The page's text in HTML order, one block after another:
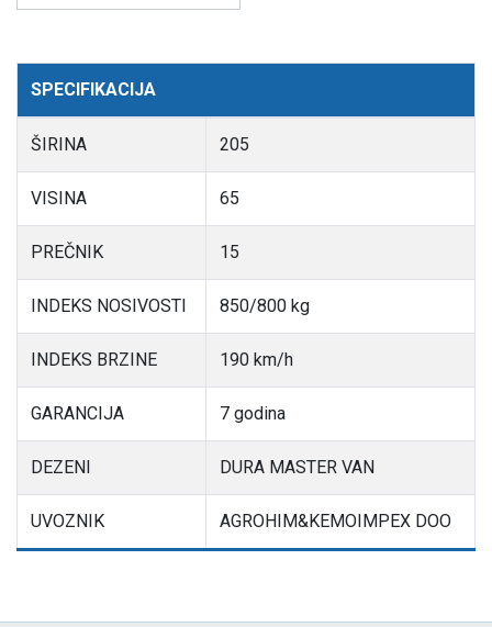
SPECIFIKACIJA
ŠIRINA 205
VISINA 65
PREČNIK 15
INDEKS NOSIVOSTI 850/800 kg
INDEKS BRZINE 190 km/h
GARANCIJA 7 godina
DEZENI DURA MASTER VAN
UVOZNIK AGROHIM&KEMOIMPEX DOO